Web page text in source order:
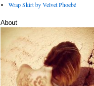
Wrap Skirt by Velvet Phoebé
About